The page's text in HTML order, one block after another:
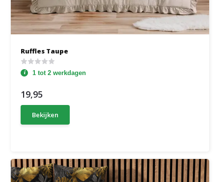
Ruffles Taupe
1 tot 2 werkdagen
19,95
Bekijken